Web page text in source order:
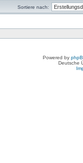
Sortiere nach:
Powered by
Deutsche